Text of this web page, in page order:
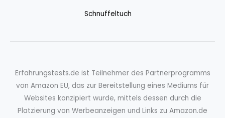
Schnuffeltuch
Erfahrungstests.de ist Teilnehmer des Partnerprogramms
von Amazon EU, das zur Bereitstellung eines Mediums für
Websites konzipiert wurde, mittels dessen durch die
Platzierung von Werbeanzeigen und Links zu Amazon.de